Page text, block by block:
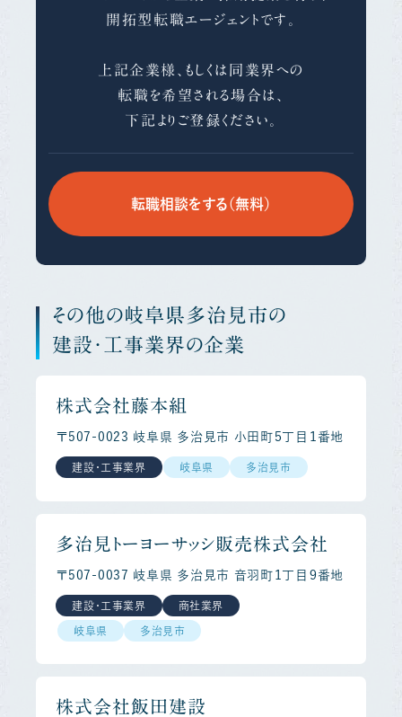
開拓型転職エージェントです。
上記企業様、もしくは同業界への
転職を希望される場合は、
下記よりご登録ください。
転職相談をする（無料）
その他の岐阜県多治見市の
建設・工事業界の企業
株式会社藤本組
〒507-0023 岐阜県 多治見市 小田町５丁目１番地
建設・工事業界 岐阜県 多治見市
多治見トーヨーサッシ販売株式会社
〒507-0037 岐阜県 多治見市 音羽町１丁目９番地
建設・工事業界 商社業界
岐阜県 多治見市
株式会社飯田建設